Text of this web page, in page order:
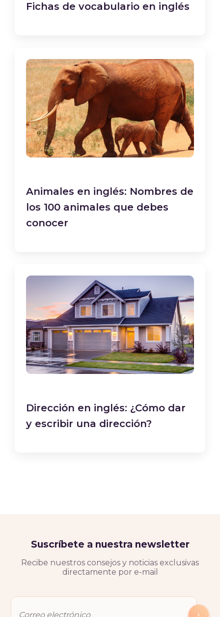
Fichas de vocabulario en inglés
Animales en inglés: Nombres de
los 100 animales que debes
conocer
Dirección en inglés: ¿Cómo dar
y escribir una dirección?
Suscríbete a nuestra newsletter
Recibe nuestros consejos y noticias exclusivas
directamente por e-mail